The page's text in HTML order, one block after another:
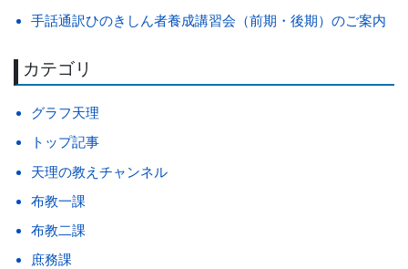
手話通訳ひのきしん者養成講習会（前期・後期）のご案内
カテゴリ
グラフ天理
トップ記事
天理の教えチャンネル
布教一課
布教二課
庶務課